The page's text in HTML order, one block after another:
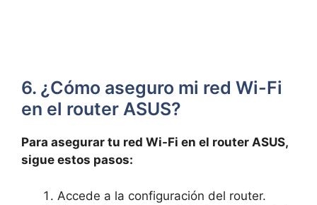
6. ¿Cómo aseguro mi⁢ red Wi-Fi
en el ‌router ASUS?
Para asegurar tu red Wi-Fi en el router ASUS,
sigue ‌estos pasos:
Accede a la‌ configuración del router.